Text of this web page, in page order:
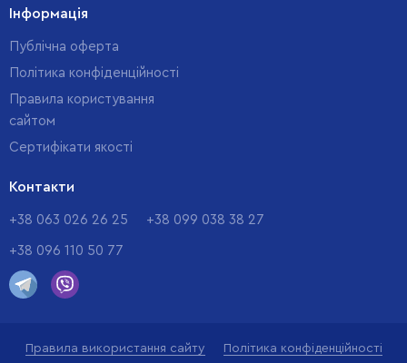
Інформація
Публічна оферта
Політика конфіденційності
Правила користування
сайтом
Cертифікати якості
Контакти
+38 063 026 26 25 +38 099 038 38 27
+38 096 110 50 77
Правила використання сайту Політика конфіденційності